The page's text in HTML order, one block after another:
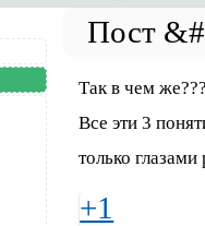
Так в чем
Все эти 3
только
+1